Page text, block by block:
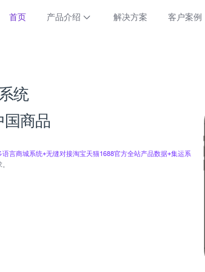
首页 产品介绍 解决方案 客户案例
统
国商品
语言商城系统+无缝对接淘宝天猫1688官方全站产品数据+集运系